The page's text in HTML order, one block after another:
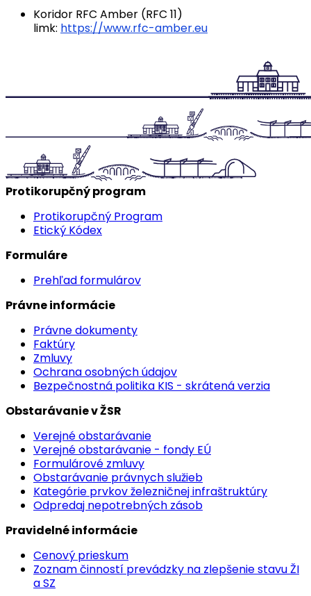
Koridor RFC Amber (RFC 11)
limk: https://www.rfc-amber.eu
Protikorupčný program
Protikorupčný Program
Etický Kódex
Formuláre
Prehľad formulárov
Právne informácie
Právne dokumenty
Faktúry
Zmluvy
Ochrana osobných údajov
Bezpečnostná politika KIS - skrátená verzia
Obstarávanie v ŽSR
Verejné obstarávanie
Verejné obstarávanie - fondy EÚ
Formulárové zmluvy
Obstarávanie právnych služieb
Kategórie prvkov železničnej infraštruktúry
Odpredaj nepotrebných zásob
Pravidelné informácie
Cenový prieskum
Zoznam činností prevádzky na zlepšenie stavu ŽI
a SZ